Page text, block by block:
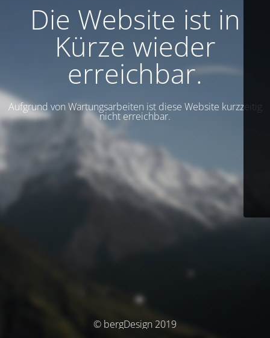
Die Website ist in
Kürze wieder
erreichbar.
Aufgrund von Wartungsarbeiten ist diese Website kurzzeitig
nicht erreichbar.
© bergDesign 2019